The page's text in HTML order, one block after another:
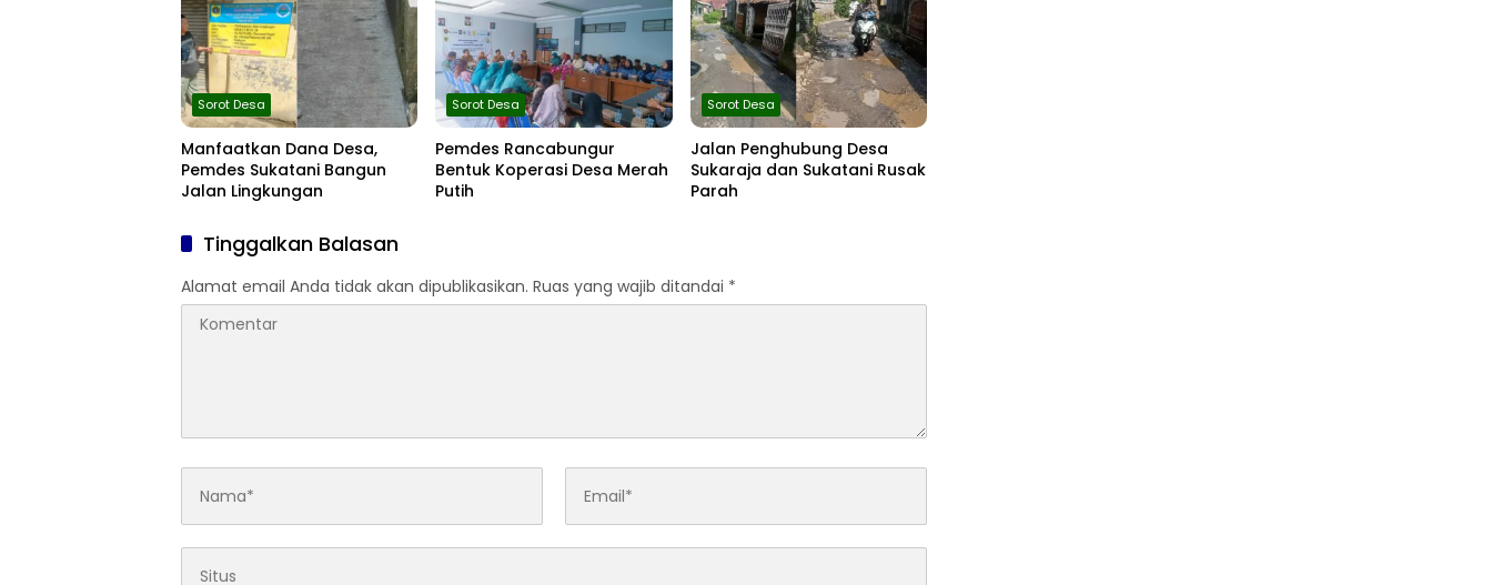
Sorot Desa
Manfaatkan Dana Desa,
Pemdes Sukatani Bangun
Jalan Lingkungan
Sorot Desa
Pemdes Rancabungur
Bentuk Koperasi Desa Merah
Putih
Sorot Desa
Jalan Penghubung Desa
Sukaraja dan Sukatani Rusak
Parah
Tinggalkan Balasan
Alamat email Anda tidak akan dipublikasikan. Ruas yang wajib ditandai *